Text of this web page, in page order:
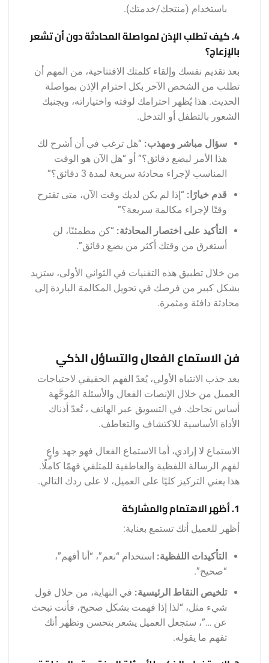
باستخدام (منتجك/خدمتك).
4. كيف تطلب الإذن لمواصلة المحادثة دون أن تشعر
بالإزعاج؟
بعد تقديم نفسك وإلقاء كلمتك الافتتاحية، من المهم أن
تطلب من الشخص الآخر بكل احترام الإذن بمواصلة
الحديث. هذا يُظهر احترامك لوقته واختياراته، ويجنبك
الشعور بالتطفل أو التدخل.
سؤال مباشر ومهذب: “هل ترغب في أن أشرح لك
هذا الأمر لبضع دقائق؟” أو “هل الآن هو الوقت
المناسب لإجراء محادثة سريعة لمدة 3 دقائق؟”
قدم خيارًا: “إذا لم يكن لديك وقت الآن، متى تقترح
وقتًا لإجراء مكالمة سريعة؟”
التأكيد على اختصار المحادثة: “كن مطمئنًا، لن
أستغرق من وقتك أكثر من بضع دقائق”.
من خلال تطبيق هذه التقنيات في الثواني الأولى، ستزيد
بشكل كبير من فرصك في تحويل المكالمة الباردة إلى
محادثة دافئة ومثمرة.
فن الاستماع الفعال والتساؤل الذكي
بعد جذب الانتباه الأولي، يُعدّ الفهم الحقيقي لاحتياجات
العميل من خلال الإنصات الفعال والأسئلة المُوجَّهة
أساس نجاحك. في التسويق عبر الهاتف ، تُعدّ أذناك
الأداة الأساسية للاكتشاف والتعاطف.
الاستماع لا إرادي، أما الاستماع الفعال فهو جهد واعٍ
لفهم الرسالة اللفظية والعاطفية للمتلقي فهمًا كاملًا.
هذا يعني التركيز كليًا على العميل، لا على ردك التالي.
1. أظهر الاهتمام والمشاركة
أظهر للعميل أنك تستمع بعناية:
التأكيدات اللفظية: استخدام “نعم”، “أنا أفهم”،
“صحيح”.
تلخيص النقاط الرئيسية: في النهاية، من خلال قول
شيء مثل، “لذا إذا فهمت بشكل صحيح، فأنت تبحث
عن …”، ستجعل العميل يشعر بتحسن وتظهر أنك
تفهم ما يقوله.